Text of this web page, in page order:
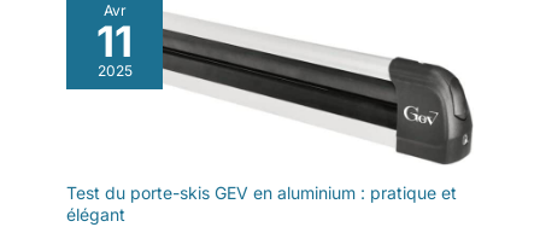
Avr
11
2025
Test du porte-skis GEV en aluminium : pratique et
élégant